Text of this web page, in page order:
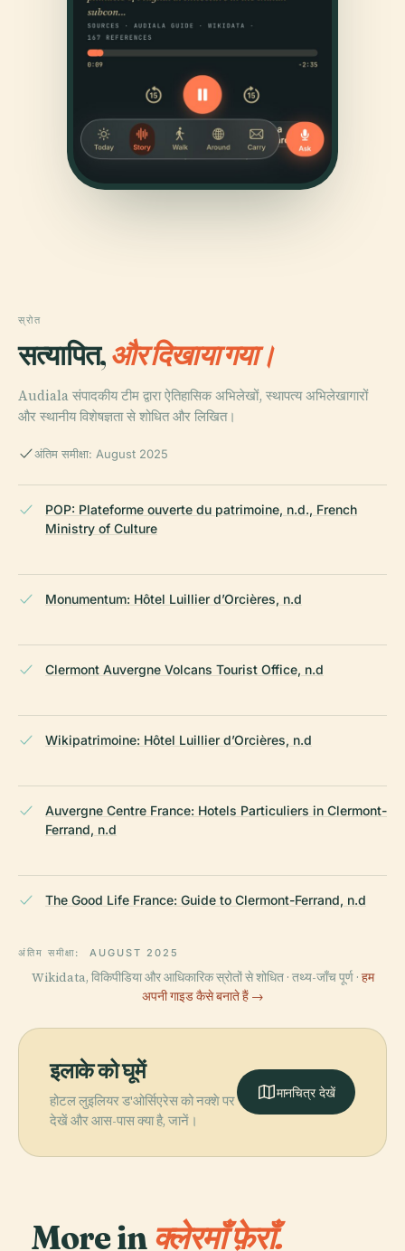
स्रोत
सत्यापित,और दिखाया गया।
Audiala संपादकीय टीम द्वारा ऐतिहासिक अभिलेखों, स्थापत्य अभिलेखागारों
और स्थानीय विशेषज्ञता से शोधित और लिखित।
अंतिम समीक्षा: August 2025
POP: Plateforme ouverte du patrimoine, n.d., French
Ministry of Culture
Monumentum: Hôtel Luillier d’Orcières, n.d
Clermont Auvergne Volcans Tourist Office, n.d
Wikipatrimoine: Hôtel Luillier d’Orcières, n.d
Auvergne Centre France: Hotels Particuliers in Clermont-
Ferrand, n.d
The Good Life France: Guide to Clermont-Ferrand, n.d
अंतिम समीक्षा: AUGUST 2025
Wikidata, विकिपीडिया और आधिकारिक स्रोतों से शोधित · तथ्य-जाँच पूर्ण · हम
अपनी गाइड कैसे बनाते हैं →
इलाके को घूमें
होटल लुइलियर ड'ओर्सिएरेस को नक्शे पर
देखें और आस-पास क्या है, जानें।
मानचित्र देखें
More in क्लेरमाँ फ़ेराँ.